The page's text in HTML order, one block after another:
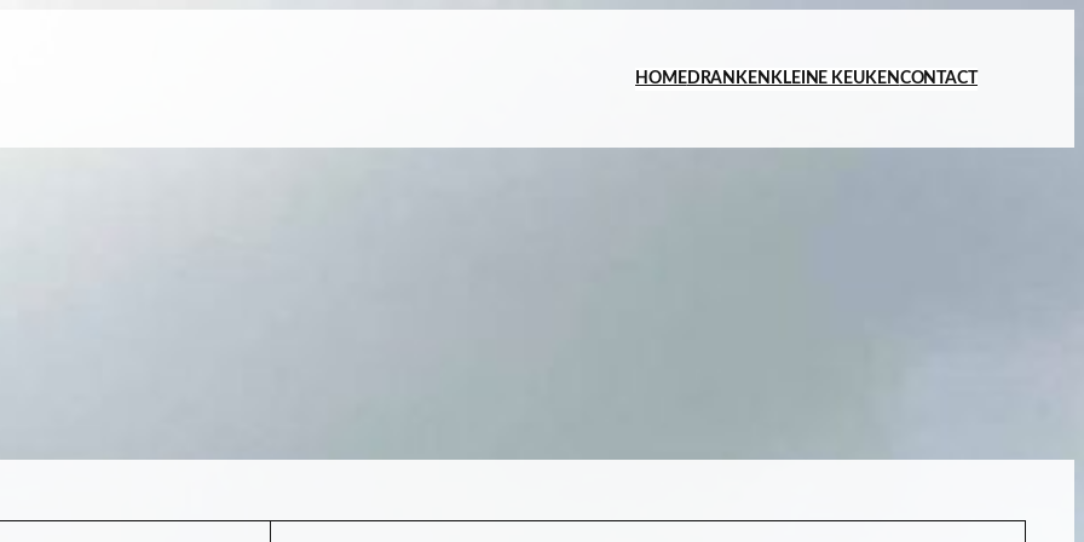
HOMEDRANKEN KLEINE KEUKEN CONTACT